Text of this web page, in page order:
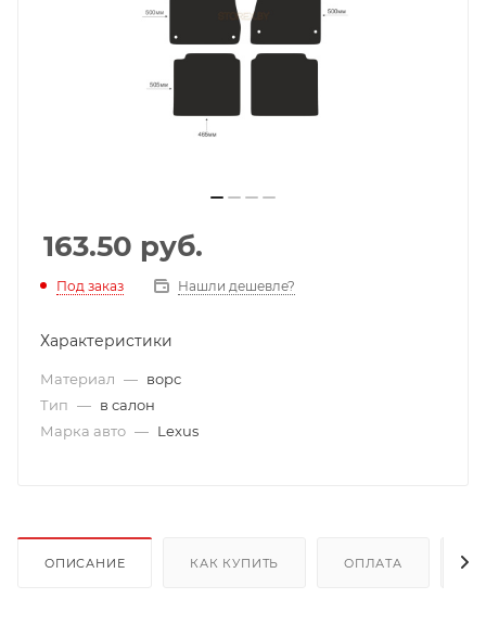
163.50 руб.
Под заказ Нашли дешевле?
Характеристики
Материал — ворс
Тип — в салон
Марка авто — Lexus
ОПИСАНИЕ КАК КУПИТЬ ОПЛАТА